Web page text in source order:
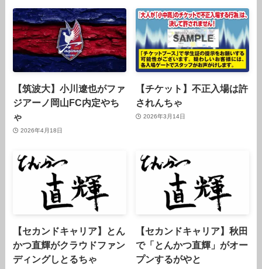
【筑波大】小川遼也がファ
ジアーノ岡山FC内定やち
ゃ
2026年4月18日
【チケット】不正入場は許
されんちゃ
2026年3月14日
【セカンドキャリア】とん
かつ直輝がクラウドファン
ディングしとるちゃ
【セカンドキャリア】秋田
で「とんかつ直輝」がオー
プンするがやと